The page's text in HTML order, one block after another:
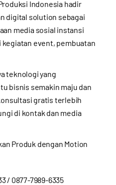
Indonesia hadir
digital solution sebagai
media sosial instansi
event, pembuatan
teknologi yang
bisnis semakin maju dan
gratis terlebih
di kontak dan media
Produk dengan Motion
/ 0877-7989-6335